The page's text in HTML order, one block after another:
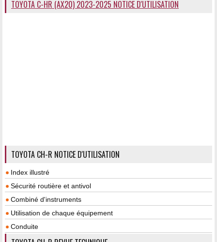
TOYOTA C-HR (AX20) 2023-2025 NOTICE D'UTILISATION
TOYOTA CH-R NOTICE D'UTILISATION
Index illustré
Sécurité routière et antivol
Combiné d'instruments
Utilisation de chaque équipement
Conduite